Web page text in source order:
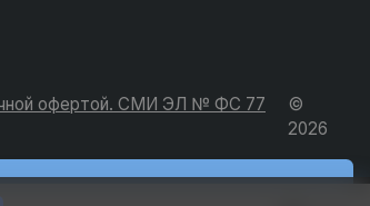
офертой. СМИ ЭЛ № ФС 77
©
2026